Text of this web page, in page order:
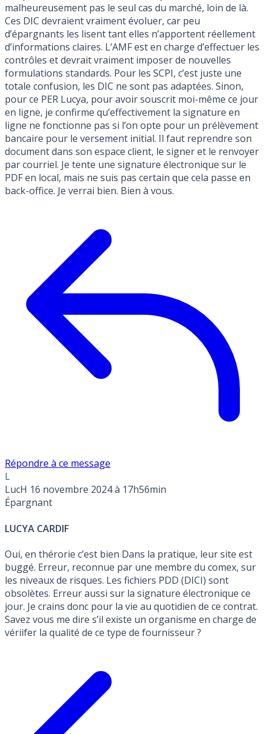
malheureusement pas le seul cas du marché, loin de là.
Ces DIC devraient vraiment évoluer, car peu
d’épargnants les lisent tant elles n’apportent réellement
d’informations claires. L’AMF est en charge d’effectuer les
contrôles et devrait vraiment imposer de nouvelles
formulations standards. Pour les SCPI, c’est juste une
totale confusion, les DIC ne sont pas adaptées. Sinon,
pour ce PER Lucya, pour avoir souscrit moi-même ce jour
en ligne, je confirme qu’effectivement la signature en
ligne ne fonctionne pas si l’on opte pour un prélèvement
bancaire pour le versement initial. Il faut reprendre son
document dans son espace client, le signer et le renvoyer
par courriel. Je tente une signature électronique sur le
PDF en local, mais ne suis pas certain que cela passe en
back-office. Je verrai bien. Bien à vous.
Répondre à ce message
L
LucH 16 novembre 2024 à 17h56min
Épargnant
LUCYA CARDIF
Oui, en thérorie c’est bien Dans la pratique, leur site est
buggé. Erreur, reconnue par une membre du comex, sur
les niveaux de risques. Les fichiers PDD (DICI) sont
obsolètes. Erreur aussi sur la signature électronique ce
jour. Je crains donc pour la vie au quotidien de ce contrat.
Savez vous me dire s’il existe un organisme en charge de
vériifer la qualité de ce type de fournisseur ?